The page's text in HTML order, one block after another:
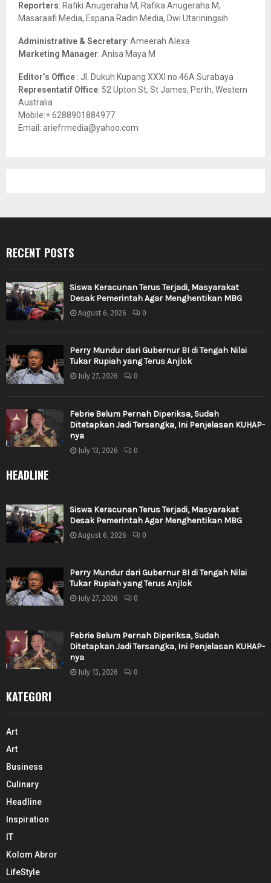
Reporters: Rafiki Anugeraha M, Rafika Anugeraha M,
Masaraafi Media, Espana Radin Media, Dwi Utariningsih
Administrative & Secretary: Ameerah Alexa
Marketing Manager: Anisa Maya M
Editor’s Office : Jl. Dukuh Kupang XXXI no.46A Surabaya
Representatif Office: 52 Upton St, St James, Perth, Western
Australia
Mobile:+ 6288901884977
Email: ariefrmedia@yahoo.com
RECENT POSTS
Siswa Keracunan Terus Terjadi, Masyarakat
Desak Pemerintah Agar Menghentikan MBG
August 6, 2026 0
Perry Mundur dari Gubernur BI di Tengah Nilai
Tukar Rupiah yang Terus Anjlok
July 27, 2026 0
Febrie Belum Pernah Diperiksa, Sudah
Ditetapkan Jadi Tersangka, Ini Penjelasan KUHAP-
nya
July 13, 2026 0
HEADLINE
Siswa Keracunan Terus Terjadi, Masyarakat
Desak Pemerintah Agar Menghentikan MBG
August 6, 2026 0
Perry Mundur dari Gubernur BI di Tengah Nilai
Tukar Rupiah yang Terus Anjlok
July 27, 2026 0
Febrie Belum Pernah Diperiksa, Sudah
Ditetapkan Jadi Tersangka, Ini Penjelasan KUHAP-
nya
July 13, 2026 0
KATEGORI
Art
Art
Business
Culinary
Headline
Inspiration
IT
Kolom Abror
LifeStyle